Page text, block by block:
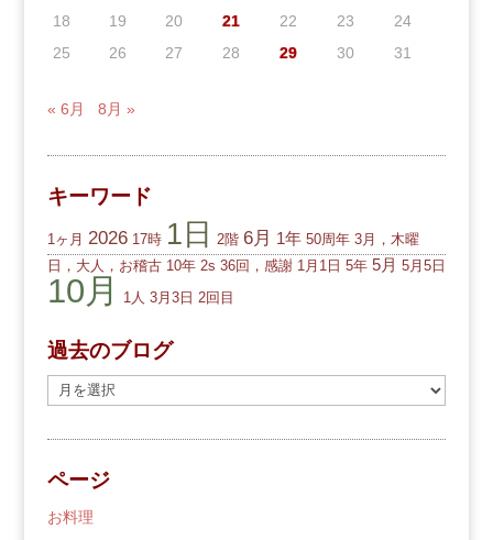
18 19 20 21 22 23
24
25
26 27 28 29 30 31
« 6月 8月 »
キーワード
1ヶ月 2026 17時 1日 2階 6月 1年 50周年 3月，木曜
日，大人，お稽古 10年 2s 36回，感謝 1月1日 5年 5月 5月5日
10月 1人 3月3日 2回目
過去のブログ
去
の
ロ
グ
ページ
お料理